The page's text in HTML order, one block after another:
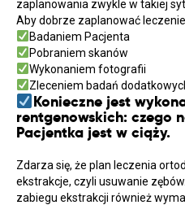
zaplanowania zwykle w takiej
Aby dobrze zaplanować
Badaniem Pacjenta
Pobraniem skanów
Wykonaniem fotografii
Zleceniem badań
Konieczne jest
rentgenowskich: czego
Pacjentka jest w ciąży.
Zdarza się, że plan leczenia
ekstrakcje, czyli usuwanie
zabiegu ekstrakcji również